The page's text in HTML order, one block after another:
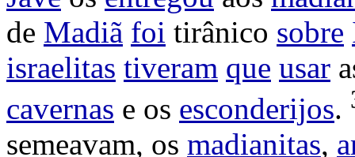
de Madiã foi tirânico sobre
israelitas tiveram que usar
cavernas e os esconderijos.
semeavam, os madianitas,